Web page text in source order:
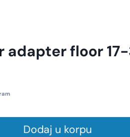
adapter floor
Dodaj u korpu